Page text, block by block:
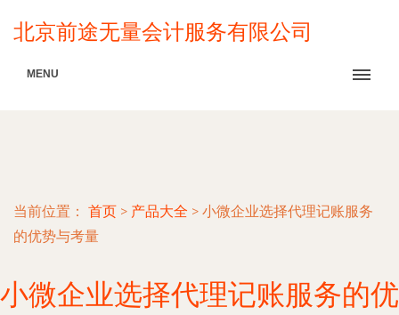
北京前途无量会计服务有限公司
MENU
当前位置： 首页 > 产品大全 > 小微企业选择代理记账服务
的优势与考量
小微企业选择代理记账服务的优